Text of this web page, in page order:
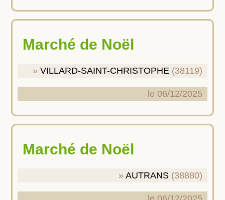
Marché de Noël
VILLARD-SAINT-CHRISTOPHE (38119)
le 06/12/2025
Marché de Noël
AUTRANS (38880)